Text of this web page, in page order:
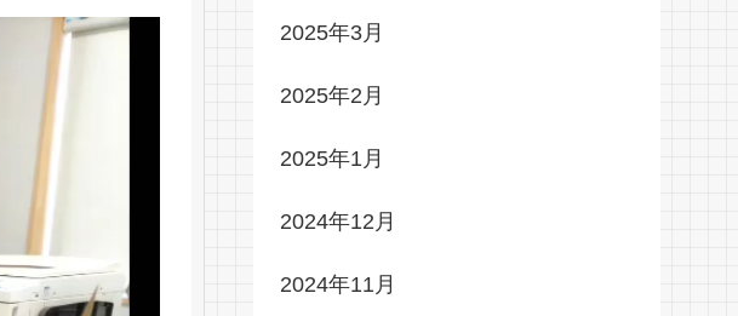
2025年3月
2025年2月
2025年1月
2024年12月
2024年11月